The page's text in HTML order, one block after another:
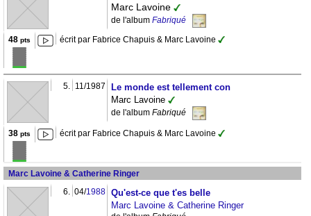
Marc Lavoine
de l'album Fabriqué
48 pts écrit par Fabrice Chapuis & Marc Lavoine
5. 11/1987
Le monde est tellement con
Marc Lavoine
de l'album Fabriqué
38 pts écrit par Fabrice Chapuis & Marc Lavoine
Marc Lavoine & Catherine Ringer
6.
04/1988 Qu'est-ce que t'es belle
Marc Lavoine & Catherine Ringer